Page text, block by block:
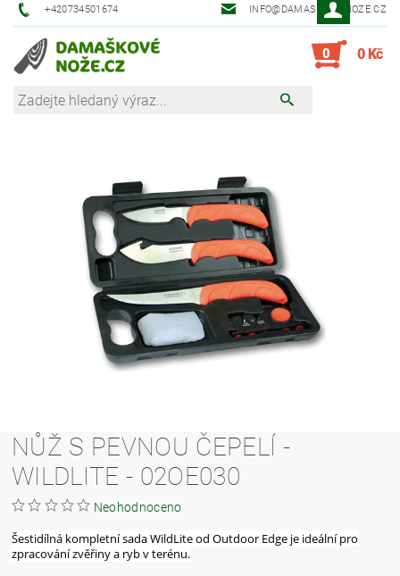
+420734501674 INFO@DAMASKOVE-NOZE.CZ
0 0 Kč
NŮŽ S PEVNOU ČEPELÍ -
WILDLITE - 02OE030
Neohodnoceno
Šestidílná kompletní sada WildLite od Outdoor Edge je ideální pro
zpracování zvěřiny a ryb v terénu.